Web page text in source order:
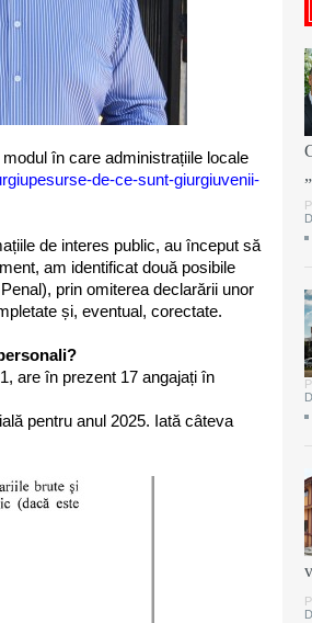
în care administrațiile locale
de-ce-sunt-giurgiuvenii-
de interes public, au început să
am identificat două posibile
prin omiterea declarării unor
și, eventual, corectate.
are în prezent 17 angajați în
pentru anul 2025. Iată câteva